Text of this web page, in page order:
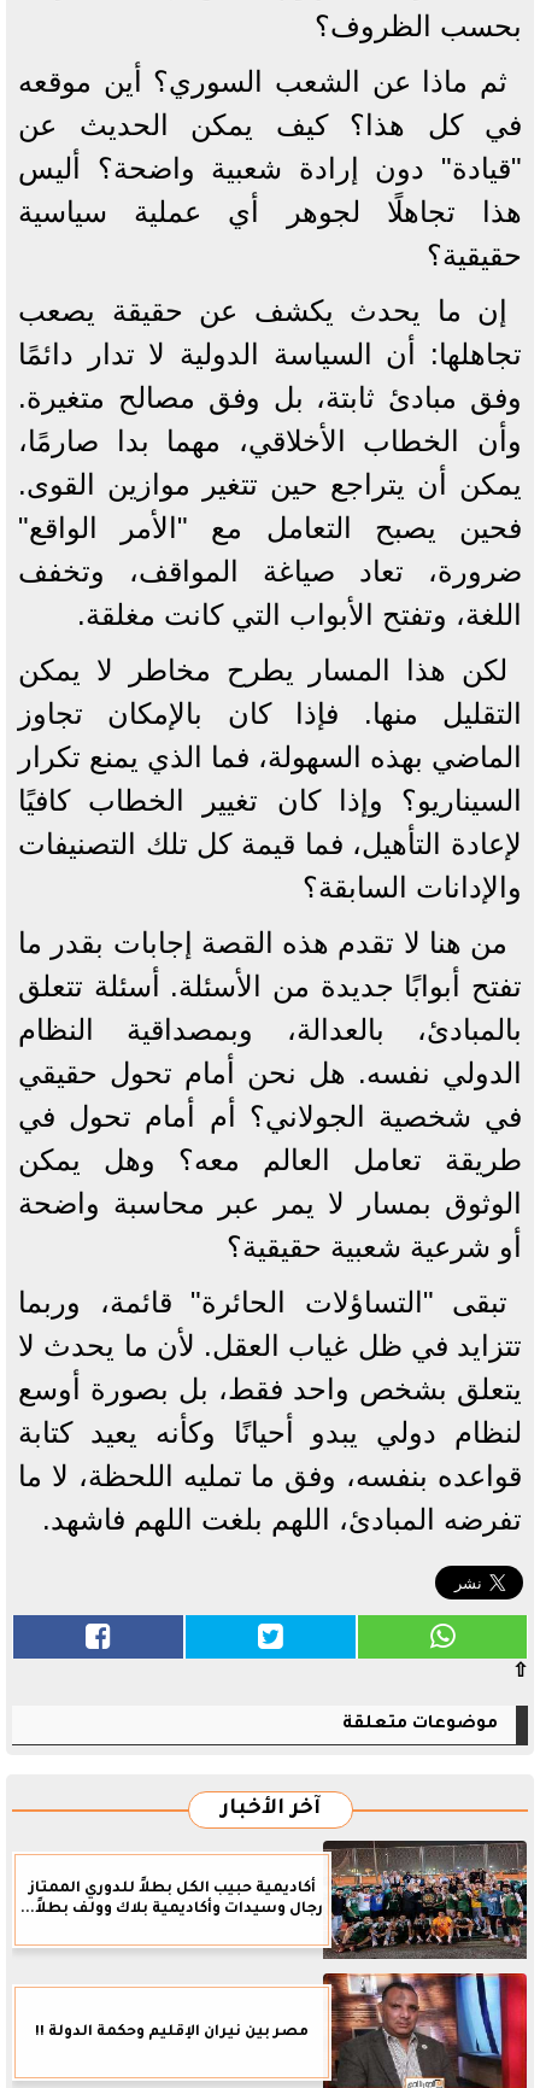
بحسب الظروف؟
ثم ماذا عن الشعب السوري؟ أين موقعه
في كل هذا؟ كيف يمكن الحديث عن
"قيادة" دون إرادة شعبية واضحة؟ أليس
هذا تجاهلًا لجوهر أي عملية سياسية
حقيقية؟
إن ما يحدث يكشف عن حقيقة يصعب
تجاهلها: أن السياسة الدولية لا تدار دائمًا
وفق مبادئ ثابتة، بل وفق مصالح متغيرة.
وأن الخطاب الأخلاقي، مهما بدا صارمًا،
يمكن أن يتراجع حين تتغير موازين القوى.
فحين يصبح التعامل مع "الأمر الواقع"
ضرورة، تعاد صياغة المواقف، وتخفف
اللغة، وتفتح الأبواب التي كانت مغلقة.
لكن هذا المسار يطرح مخاطر لا يمكن
التقليل منها. فإذا كان بالإمكان تجاوز
الماضي بهذه السهولة، فما الذي يمنع تكرار
السيناريو؟ وإذا كان تغيير الخطاب كافيًا
لإعادة التأهيل، فما قيمة كل تلك التصنيفات
والإدانات السابقة؟
من هنا لا تقدم هذه القصة إجابات بقدر ما
تفتح أبوابًا جديدة من الأسئلة. أسئلة تتعلق
بالمبادئ، بالعدالة، وبمصداقية النظام
الدولي نفسه. هل نحن أمام تحول حقيقي
في شخصية الجولاني؟ أم أمام تحول في
طريقة تعامل العالم معه؟ وهل يمكن
الوثوق بمسار لا يمر عبر محاسبة واضحة
أو شرعية شعبية حقيقية؟
تبقى "التساؤلات الحائرة" قائمة، وربما
تتزايد في ظل غياب العقل. لأن ما يحدث لا
يتعلق بشخص واحد فقط، بل بصورة أوسع
لنظام دولي يبدو أحيانًا وكأنه يعيد كتابة
قواعده بنفسه، وفق ما تمليه اللحظة، لا ما
تفرضه المبادئ، اللهم بلغت اللهم فاشهد.
⇧
موضوعات متعلقة
آخر الأخبار
أكاديمية حبيب الكل بطلاً للدوري الممتاز
رجال وسيدات وأكاديمية بلاك وولف بطلاً...
مصر بين نيران الإقليم وحكمة الدولة !!